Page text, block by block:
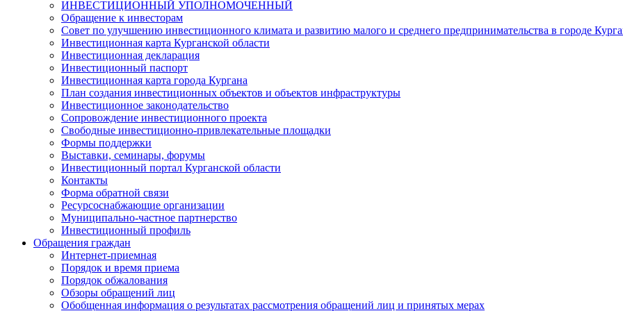
ИНВЕСТИЦИОННЫЙ УПОЛНОМОЧЕННЫЙ
Обращение к инвесторам
Совет по улучшению инвестиционного климата и развитию малого и среднего предпринимательства в городе
Инвестиционная карта Курганской области
Инвестиционная декларация
Инвестиционный паспорт
Инвестиционная карта города Кургана
План создания инвестиционных объектов и объектов инфраструктуры
Инвестиционное законодательство
Сопровождение инвестиционного проекта
Свободные инвестиционно-привлекательные площадки
Формы поддержки
Выставки, семинары, форумы
Инвестиционный портал Курганской области
Контакты
Форма обратной связи
Ресурсоснабжающие организации
Муниципально-частное партнерство
Инвестиционный профиль
Обращения граждан
Интернет-приемная
Порядок и время приема
Порядок обжалования
Обзоры обращений лиц
Обобщенная информация о результатах рассмотрения обращений лиц и принятых мерах